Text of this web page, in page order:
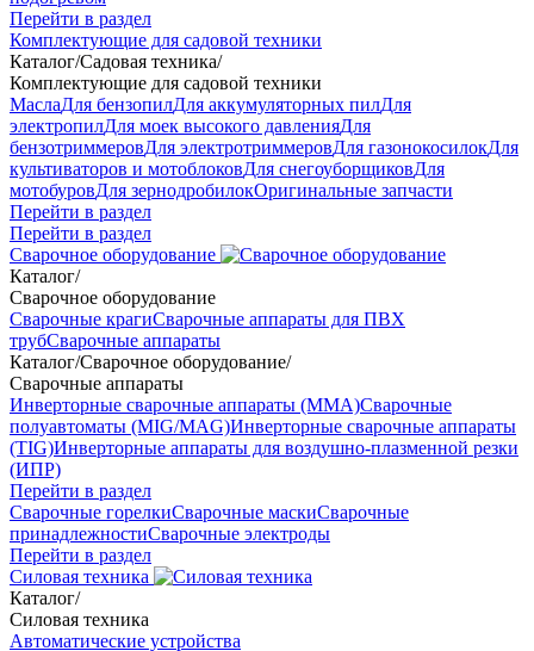
Перейти в раздел
Комплектующие для садовой техники
Каталог/Садовая техника/
Комплектующие для садовой техники
МаслаДля бензопилДля аккумуляторных пилДля
электропилДля моек высокого давленияДля
бензотриммеровДля электротриммеровДля газонокосилокДля
культиваторов и мотоблоковДля снегоуборщиковДля
мотобуровДля зернодробилокОригинальные запчасти
Перейти в раздел
Перейти в раздел
Сварочное оборудование
Каталог/
Сварочное оборудование
Сварочные крагиСварочные аппараты для ПВХ
трубСварочные аппараты
Каталог/Сварочное оборудование/
Сварочные аппараты
Инверторные сварочные аппараты (ММА)Сварочные
полуавтоматы (MIG/MAG)Инверторные сварочные аппараты
(TIG)Инверторные аппараты для воздушно-плазменной резки
(ИПР)
Перейти в раздел
Сварочные горелкиСварочные маскиСварочные
принадлежностиСварочные электроды
Перейти в раздел
Силовая техника
Каталог/
Силовая техника
Автоматические устройства